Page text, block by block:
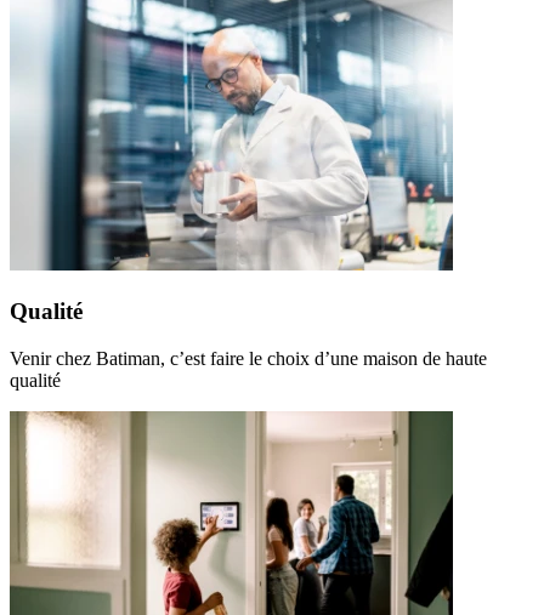
Qualité
Venir chez Batiman, c’est faire le choix d’une maison de haute
qualité